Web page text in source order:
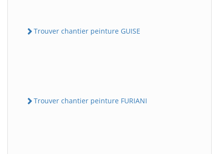
Trouver chantier peinture GUISE
Trouver chantier peinture FURIANI